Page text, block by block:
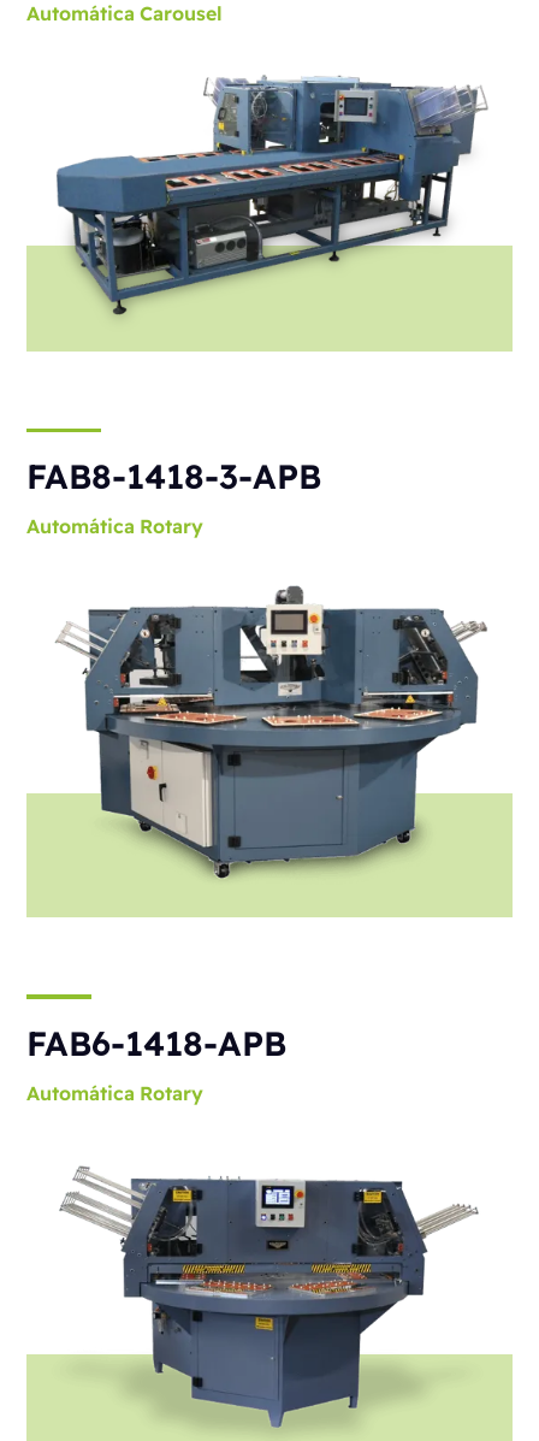
Automática Carousel
FAB8-1418-3-APB
Automática Rotary
FAB6-1418-APB
Automática Rotary